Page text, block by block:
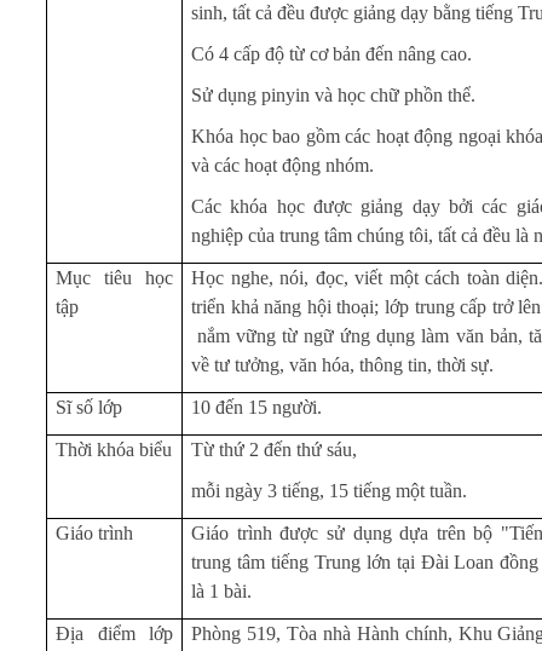
sinh, tất cả đều được giảng dạy bằng tiếng
Có 4 cấp độ từ cơ bản đến nâng cao.
Sử dụng pinyin và học chữ phồn thể.
Khóa học bao gồm các hoạt động ngoại
và các hoạt động nhóm.
Các khóa học được giảng dạy bởi các
nghiệp của trung tâm chúng tôi, tất cả đều
Mục tiêu học
tập
Học nghe, nói, đọc, viết một cách toàn
triển khả năng hội thoại; lớp trung cấp trở
nắm vững từ ngữ ứng dụng làm văn bản,
về tư tưởng, văn hóa, thông tin, thời sự.
Sĩ số lớp 10 đến 15 người.
Thời khóa biểu
Từ thứ 2 đến thứ sáu,
mỗi ngày 3 tiếng, 15 tiếng một tuần.
Giáo trình
Giáo trình được sử dụng dựa trên bộ
trung tâm tiếng Trung lớn tại Đài Loan
là 1 bài.
Địa điểm lớp
Phòng 519, Tòa nhà Hành chính, Khu